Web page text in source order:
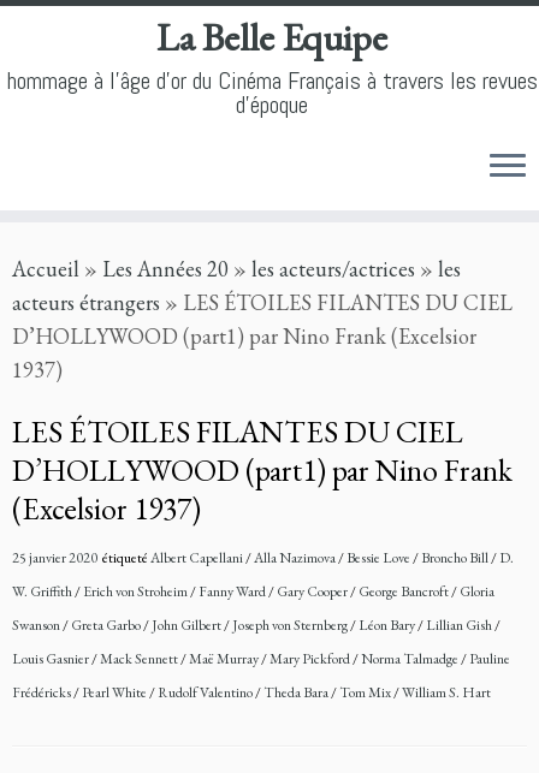
to
content
La Belle Equipe
hommage à l'âge d'or du Cinéma Français à travers les revues
d'époque
Accueil » Les Années 20 » les acteurs/actrices » les
acteurs étrangers » LES ÉTOILES FILANTES DU CIEL
D’HOLLYWOOD (part1) par Nino Frank (Excelsior
1937)
LES ÉTOILES FILANTES DU CIEL
D’HOLLYWOOD (part1) par Nino Frank
(Excelsior 1937)
25 janvier 2020 étiquetéAlbert Capellani/Alla Nazimova/Bessie Love/Broncho Bill/D.
W. Griffith/Erich von Stroheim/Fanny Ward/Gary Cooper/George Bancroft/Gloria
Swanson/Greta Garbo/John Gilbert/Joseph von Sternberg/Léon Bary/Lillian Gish/
Louis Gasnier/Mack Sennett/Maë Murray/Mary Pickford/Norma Talmadge/Pauline
Frédéricks/Pearl White/Rudolf Valentino/Theda Bara/Tom Mix/William S. Hart